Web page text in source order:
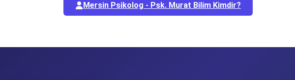
Mersin Psikolog - Psk. Murat Bilim Kimdir?